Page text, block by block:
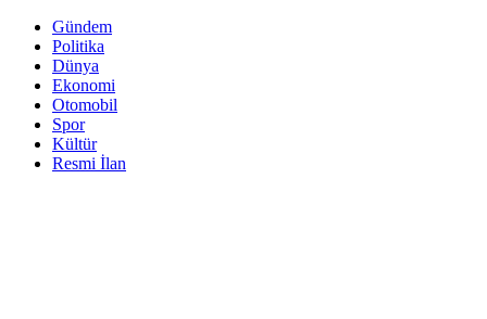
Gündem
Politika
Dünya
Ekonomi
Otomobil
Spor
Kültür
Resmi İlan